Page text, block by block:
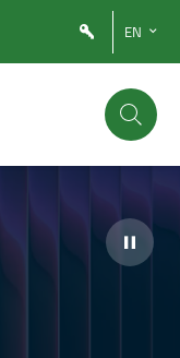
EN